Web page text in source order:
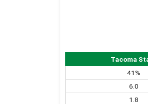
Tacoma
41%
6.0
1.8